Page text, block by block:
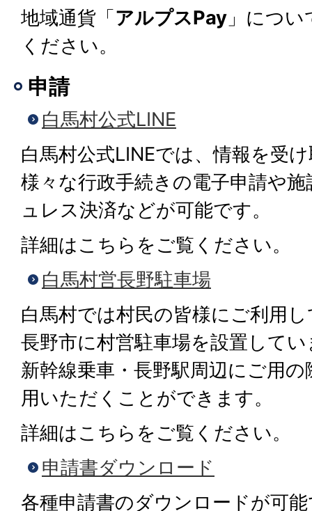
地域通貨「アルプスPay 」につ
ください。
申請
白馬村公式LINE
白馬村公式LINEでは、情報を受
様々な行政手続きの電子申請や
ュレス決済などが可能です。
詳細はこちらをご覧ください。
白馬村営長野駐車場
白馬村では村民の皆様にご利用
長野市に村営駐車場を設置して
新幹線乗車・長野駅周辺にご用
用いただくことができます。
詳細はこちらをご覧ください。
申請書ダウンロード
各種申請書のダウンロードが可